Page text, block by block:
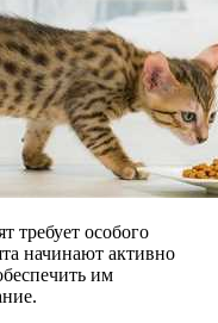
требует особого
начинают активно
им